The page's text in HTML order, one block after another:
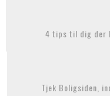
4 tips til dig der
Tjek Boligsiden,